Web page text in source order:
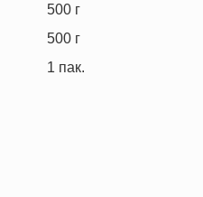
500 г
500 г
1 пак.